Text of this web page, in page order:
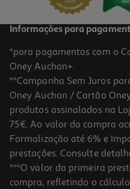
-40%
Sidra Bandida Do Pomar Frutos
2.7 €/Lt
Informações para
*para pagamentos com o
Oney Auchan+.
**Campanha Sem Juros
Oney Auchan / Cartão
produtos assinalados na
75€. Ao valor da compra
Formalização até 6% e
prestações. Consulte
***O valor da primeira
compra, refletindo o